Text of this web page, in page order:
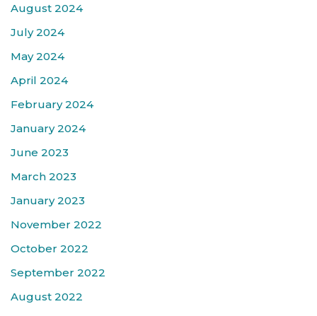
August 2024
July 2024
May 2024
April 2024
February 2024
January 2024
June 2023
March 2023
January 2023
November 2022
October 2022
September 2022
August 2022